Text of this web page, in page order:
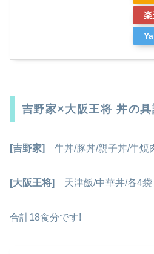
楽
吉野家×大阪王将 丼の
[吉野家] 牛丼/豚丼/親子丼/牛焼
[大阪王将] 天津飯/中華丼/各4袋
合計18食分です!